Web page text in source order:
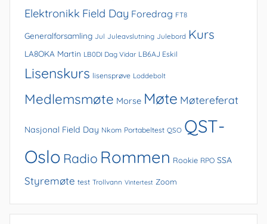
Elektronikk Field Day Foredrag FT8
Generalforsamling Jul Juleavslutning Julebord Kurs
LA8OKA Martin LB0DI Dag Vidar LB6AJ Eskil
Lisenskurs lisensprøve Loddebolt
Medlemsmøte Morse Møte Møtereferat
Nasjonal Field Day Nkom Portabeltest QSO QST-
Oslo Radio Rommen Rookie RPO SSA
Styremøte test Trollvann Vintertest Zoom